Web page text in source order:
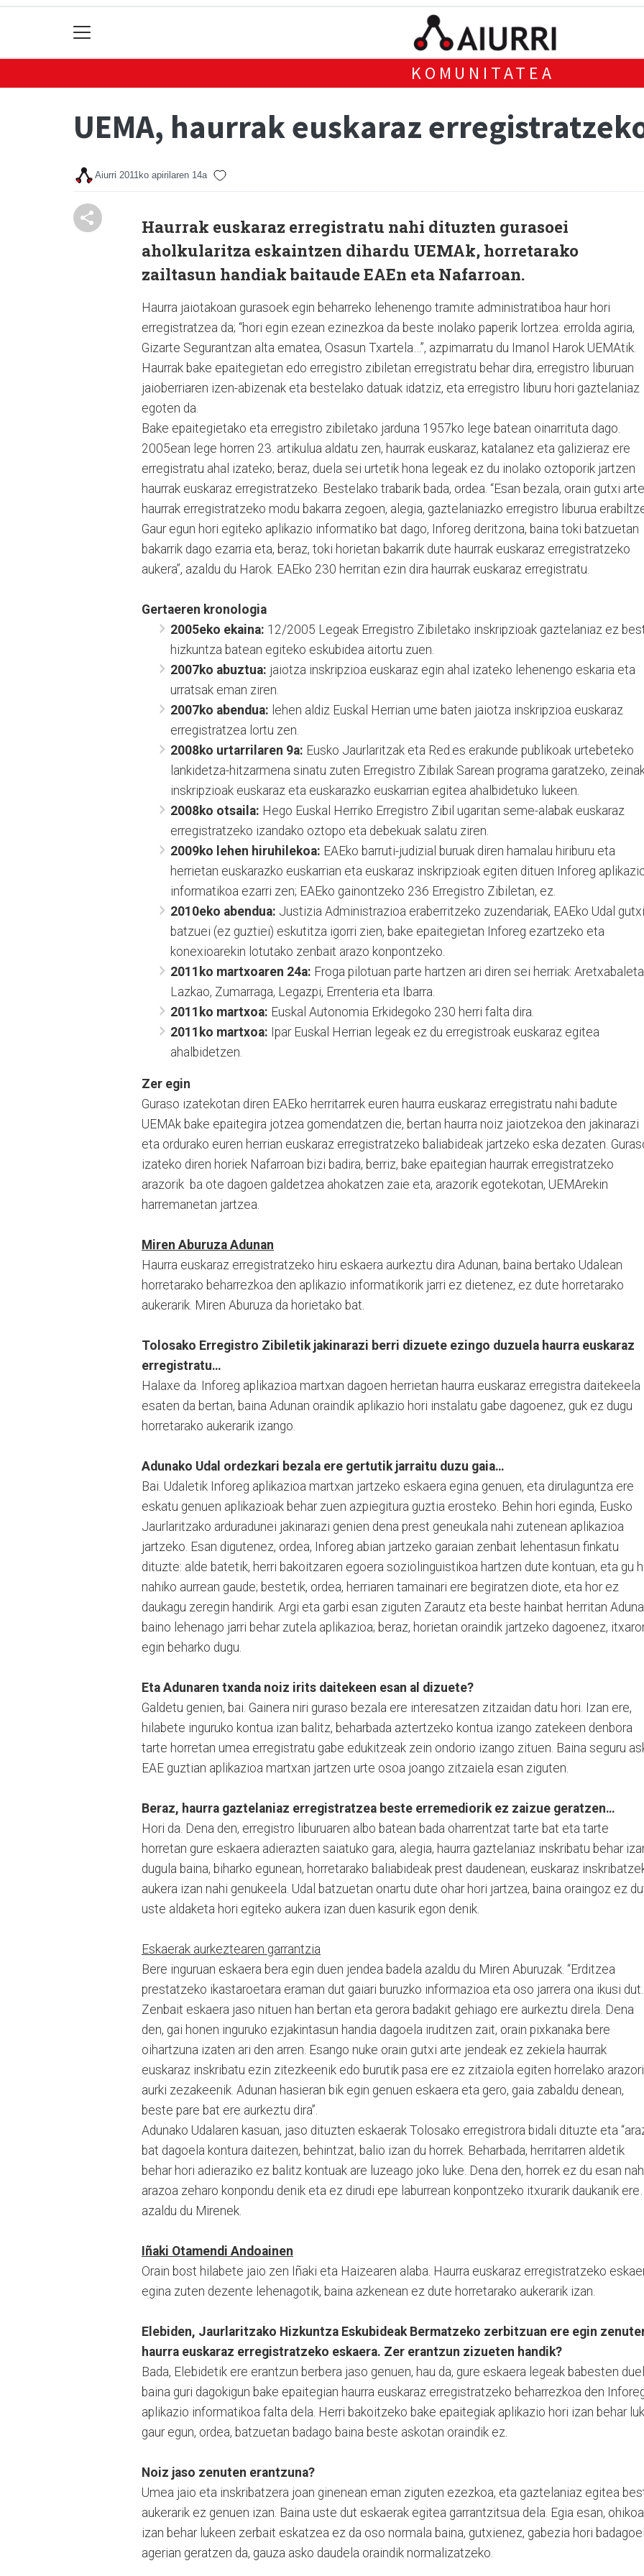
KOMUNITATEA
UEMA, haurrak euskaraz
Aiurri 2011ko apirilaren 14a
Haurrak euskaraz erregistratu nahi dituzten gurasoei
aholkularitza eskaintzen dihardu UEMAk, horretarako
zailtasun handiak baitaude EAEn eta Nafarroan.
Haurra jaiotakoan gurasoek egin beharreko lehenengo tramite administratiboa haur hori
erregistratzea da; “hori egin ezean ezinezkoa da beste inolako paperik lortzea: errolda agiria,
Gizarte Segurantzan alta ematea, Osasun Txartela…”, azpimarratu du Imanol Harok UEMAtik.
Haurrak bake epaitegietan edo erregistro zibiletan erregistratu behar dira, erregistro liburuan
jaioberriaren izen-abizenak eta bestelako datuak idatziz, eta erregistro liburu hori gaztelaniaz
egoten da.
Bake epaitegietako eta erregistro zibiletako jarduna 1957ko lege batean oinarrituta dago.
2005ean lege horren 23. artikulua aldatu zen, haurrak euskaraz, katalanez eta galizieraz ere
erregistratu ahal izateko; beraz, duela sei urtetik hona legeak ez du inolako oztoporik jartzen
haurrak euskaraz erregistratzeko. Bestelako trabarik bada, ordea. “Esan bezala, orain gutxi arte
haurrak erregistratzeko modu bakarra zegoen, alegia, gaztelaniazko erregistro liburua
Gaur egun hori egiteko aplikazio informatiko bat dago, Inforeg deritzona, baina toki batzuetan
bakarrik dago ezarria eta, beraz, toki horietan bakarrik dute haurrak euskaraz erregistratzeko
aukera”, azaldu du Harok. EAEko 230 herritan ezin dira haurrak euskaraz erregistratu.
Gertaeren kronologia
2005eko ekaina: 12/2005 Legeak Erregistro Zibiletako inskripzioak gaztelaniaz ez
hizkuntza batean egiteko eskubidea aitortu zuen.
2007ko abuztua: jaiotza inskripzioa euskaraz egin ahal izateko lehenengo eskaria eta
urratsak eman ziren.
2007ko abendua: lehen aldiz Euskal Herrian ume baten jaiotza inskripzioa euskaraz
erregistratzea lortu zen.
2008ko urtarrilaren 9a: Eusko Jaurlaritzak eta Red.es erakunde publikoak urtebeteko
lankidetza-hitzarmena sinatu zuten Erregistro Zibilak Sarean programa garatzeko,
inskripzioak euskaraz eta euskarazko euskarrian egitea ahalbidetuko lukeen.
2008ko otsaila: Hego Euskal Herriko Erregistro Zibil ugaritan seme-alabak euskaraz
erregistratzeko izandako oztopo eta debekuak salatu ziren.
2009ko lehen hiruhilekoa: EAEko barruti-judizial buruak diren hamalau hiriburu eta
herrietan euskarazko euskarrian eta euskaraz inskripzioak egiten dituen Inforeg
informatikoa ezarri zen; EAEko gainontzeko 236 Erregistro Zibiletan, ez.
2010eko abendua: Justizia Administrazioa eraberritzeko zuzendariak, EAEko Udal gutxi
batzuei (ez guztiei) eskutitza igorri zien, bake epaitegietan Inforeg ezartzeko eta
konexioarekin lotutako zenbait arazo konpontzeko.
2011ko martxoaren 24a: Froga pilotuan parte hartzen ari diren sei herriak:
Lazkao, Zumarraga, Legazpi, Errenteria eta Ibarra.
2011ko martxoa: Euskal Autonomia Erkidegoko 230 herri falta dira.
2011ko martxoa: Ipar Euskal Herrian legeak ez du erregistroak euskaraz egitea
ahalbidetzen.
Zer egin
Guraso izatekotan diren EAEko herritarrek euren haurra euskaraz erregistratu nahi badute
UEMAk bake epaitegira jotzea gomendatzen die, bertan haurra noiz jaiotzekoa den jakinarazi
eta ordurako euren herrian euskaraz erregistratzeko baliabideak jartzeko eska dezaten.
izateko diren horiek Nafarroan bizi badira, berriz, bake epaitegian haurrak erregistratzeko
arazorik ba ote dagoen galdetzea ahokatzen zaie eta, arazorik egotekotan, UEMArekin
harremanetan jartzea.
Miren Aburuza Adunan
Haurra euskaraz erregistratzeko hiru eskaera aurkeztu dira Adunan, baina bertako Udalean
horretarako beharrezkoa den aplikazio informatikorik jarri ez dietenez, ez dute horretarako
aukerarik. Miren Aburuza da horietako bat.
Tolosako Erregistro Zibiletik jakinarazi berri dizuete ezingo duzuela haurra euskaraz
erregistratu…
Halaxe da. Inforeg aplikazioa martxan dagoen herrietan haurra euskaraz erregistra daitekeela
esaten da bertan, baina Adunan oraindik aplikazio hori instalatu gabe dagoenez, guk ez dugu
horretarako aukerarik izango.
Adunako Udal ordezkari bezala ere gertutik jarraitu duzu gaia…
Bai. Udaletik Inforeg aplikazioa martxan jartzeko eskaera egina genuen, eta dirulaguntza ere
eskatu genuen aplikazioak behar zuen azpiegitura guztia erosteko. Behin hori eginda, Eusko
Jaurlaritzako arduradunei jakinarazi genien dena prest geneukala nahi zutenean aplikazioa
jartzeko. Esan digutenez, ordea, Inforeg abian jartzeko garaian zenbait lehentasun finkatu
dituzte: alde batetik, herri bakoitzaren egoera soziolinguistikoa hartzen dute kontuan, eta gu
nahiko aurrean gaude; bestetik, ordea, herriaren tamainari ere begiratzen diote, eta hor ez
daukagu zeregin handirik. Argi eta garbi esan ziguten Zarautz eta beste hainbat herritan
baino lehenago jarri behar zutela aplikazioa; beraz, horietan oraindik jartzeko dagoenez,
egin beharko dugu.
Eta Adunaren txanda noiz irits daitekeen esan al dizuete?
Galdetu genien, bai. Gainera niri guraso bezala ere interesatzen zitzaidan datu hori. Izan ere,
hilabete inguruko kontua izan balitz, beharbada aztertzeko kontua izango zatekeen denbora
tarte horretan umea erregistratu gabe edukitzeak zein ondorio izango zituen. Baina seguru
EAE guztian aplikazioa martxan jartzen urte osoa joango zitzaiela esan ziguten.
Beraz, haurra gaztelaniaz erregistratzea beste erremediorik ez zaizue geratzen…
Hori da. Dena den, erregistro liburuaren albo batean bada oharrentzat tarte bat eta tarte
horretan gure eskaera adierazten saiatuko gara, alegia, haurra gaztelaniaz inskribatu behar
dugula baina, biharko egunean, horretarako baliabideak prest daudenean, euskaraz
aukera izan nahi genukeela. Udal batzuetan onartu dute ohar hori jartzea, baina oraingoz ez
uste aldaketa hori egiteko aukera izan duen kasurik egon denik.
Eskaerak aurkeztearen garrantzia
Bere inguruan eskaera bera egin duen jendea badela azaldu du Miren Aburuzak. “Erditzea
prestatzeko ikastaroetara eraman dut gaiari buruzko informazioa eta oso jarrera ona ikusi dut.
Zenbait eskaera jaso nituen han bertan eta gerora badakit gehiago ere aurkeztu direla. Dena
den, gai honen inguruko ezjakintasun handia dagoela iruditzen zait, orain pixkanaka bere
oihartzuna izaten ari den arren. Esango nuke orain gutxi arte jendeak ez zekiela haurrak
euskaraz inskribatu ezin zitezkeenik edo burutik pasa ere ez zitzaiola egiten horrelako
aurki zezakeenik. Adunan hasieran bik egin genuen eskaera eta gero, gaia zabaldu denean,
beste pare bat ere aurkeztu dira”.
Adunako Udalaren kasuan, jaso dituzten eskaerak Tolosako erregistrora bidali dituzte eta
bat dagoela kontura daitezen, behintzat, balio izan du horrek. Beharbada, herritarren aldetik
behar hori adieraziko ez balitz kontuak are luzeago joko luke. Dena den, horrek ez du esan
arazoa zeharo konpondu denik eta ez dirudi epe laburrean konpontzeko itxurarik daukanik
azaldu du Mirenek.
Iñaki Otamendi Andoainen
Orain bost hilabete jaio zen Iñaki eta Haizearen alaba. Haurra euskaraz erregistratzeko
egina zuten dezente lehenagotik, baina azkenean ez dute horretarako aukerarik izan.
Elebiden, Jaurlaritzako Hizkuntza Eskubideak Bermatzeko zerbitzuan ere egin
haurra euskaraz erregistratzeko eskaera. Zer erantzun zizueten handik?
Bada, Elebidetik ere erantzun berbera jaso genuen, hau da, gure eskaera legeak babesten
baina guri dagokigun bake epaitegian haurra euskaraz erregistratzeko beharrezkoa den
aplikazio informatikoa falta dela. Herri bakoitzeko bake epaitegiak aplikazio hori izan behar
gaur egun, ordea, batzuetan badago baina beste askotan oraindik ez.
Noiz jaso zenuten erantzuna?
Umea jaio eta inskribatzera joan ginenean eman ziguten ezezkoa, eta gaztelaniaz egitea
aukerarik ez genuen izan. Baina uste dut eskaerak egitea garrantzitsua dela. Egia esan, ohikoa
izan behar lukeen zerbait eskatzea ez da oso normala baina, gutxienez, gabezia hori
agerian geratzen da, gauza asko daudela oraindik normalizatzeko.